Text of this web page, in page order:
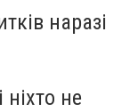
наразі
не